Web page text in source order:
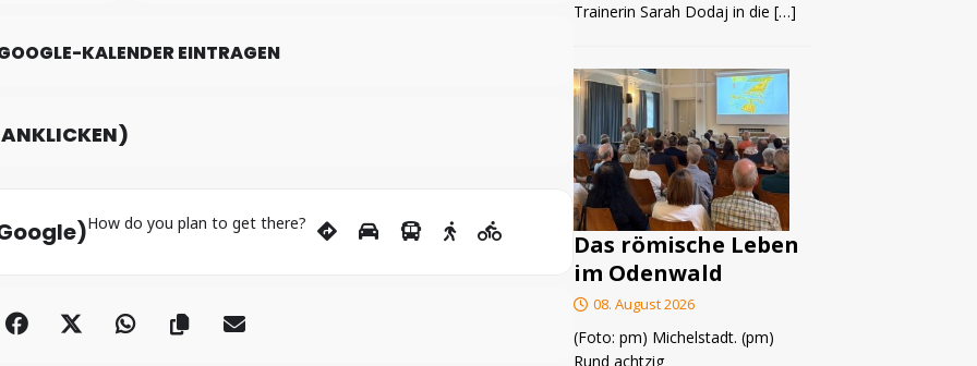
KALENDER EINTRAGEN
ANKLICKEN)
How do you plan to get there?
Trainerin Sarah Dodaj in die […]
Das römische Leben
im Odenwald
08. August 2026
(Foto: pm) Michelstadt. (pm)
Rund achtzig